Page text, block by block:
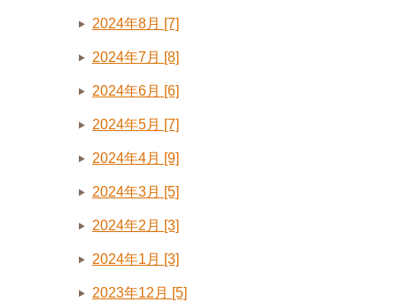
2024年8月 [7]
2024年7月 [8]
2024年6月 [6]
2024年5月 [7]
2024年4月 [9]
2024年3月 [5]
2024年2月 [3]
2024年1月 [3]
2023年12月 [5]